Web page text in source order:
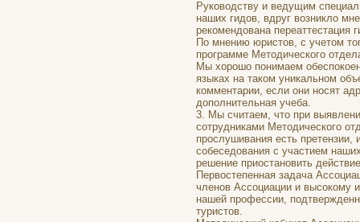
Руководству и ведущим
наших гидов, вдруг возникло
рекомендована переаттестация
По мнению юристов, с учетом
программе Методического
Мы хорошо понимаем
языках на таком уникальном
комментарии, если они носят
дополнительная учеба.
3. Мы считаем, что при
сотрудниками Методического
прослушивания есть
собеседования с участием
решение приостановить
Первостепенная задача
членов Ассоциации и высокому
нашей профессии,
туристов.